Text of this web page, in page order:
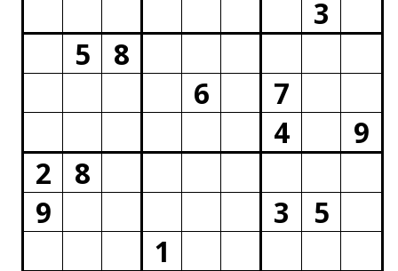
3
5
8
6
7
4
9
2
8
9
3
5
1